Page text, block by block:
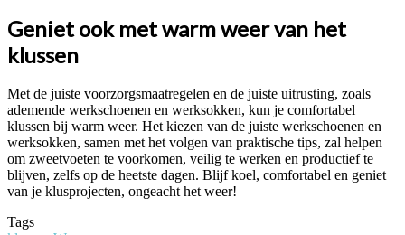
Geniet ook met warm weer van het
klussen
Met de juiste voorzorgsmaatregelen en de juiste uitrusting, zoals
ademende werkschoenen en werksokken, kun je comfortabel
klussen bij warm weer. Het kiezen van de juiste werkschoenen en
werksokken, samen met het volgen van praktische tips, zal helpen
om zweetvoeten te voorkomen, veilig te werken en productief te
blijven, zelfs op de heetste dagen. Blijf koel, comfortabel en geniet
van je klusprojecten, ongeacht het weer!
Tags